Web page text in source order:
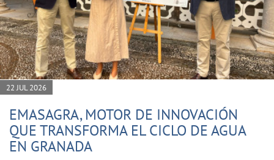
22 JUL 2026
EMASAGRA, MOTOR DE INNOVACIÓN
QUE TRANSFORMA EL CICLO DE AGUA
EN GRANADA